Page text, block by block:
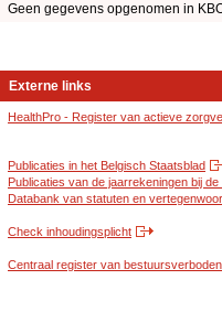
Geen gegevens opgenomen in
Externe links
HealthPro - Register van actieve
Publicaties in het Belgisch Staatsblad
Publicaties van de jaarrekeningen bij de
Databank van statuten en
Check inhoudingsplicht
Centraal register van